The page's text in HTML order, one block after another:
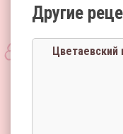
Другие
Цветаевский